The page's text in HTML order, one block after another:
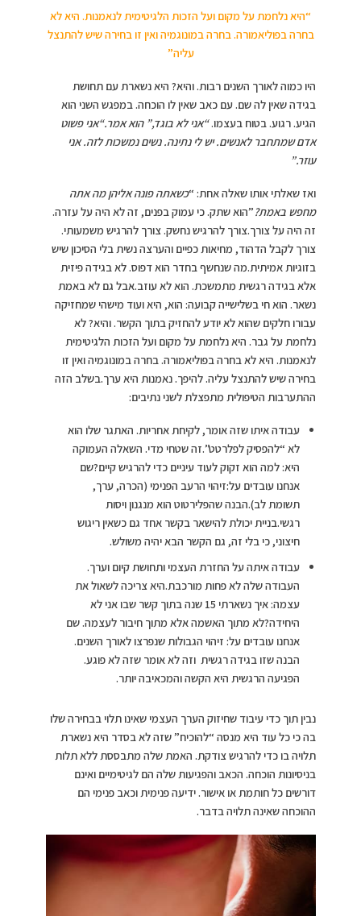
“היא נלחמת על מקום ועל הזכות הלגיטימית לנאמנות. היא לא
בחרה בפוליאמורה. בחרה במונוגמיה ואין זו בחירה שיש להתנצל
עליה”
היו כמוה לאורך השנים רבות. והיא? היא נשארת עם תחושת
בגידה שאין לה שם. עם כאב שאין לו הוכחה. במפגש השני הוא
הגיע. רגוע. בטוח בעצמו.“אני לא בוגד,” הוא אמר.“אני פשוט
אדם שמתחבר לאנשים. יש לי נתינה. נשים נמשכות לזה. אני
עוזר.”
ואז שאלתי אותו שאלה אחת: “כשאתה פונה אליהן מה אתה
מחפש באמת?”הוא שתק. כי עמוק בפנים, זה לא היה על עזרה.
זה היה על צורך.צורך להרגיש נחשק. צורך להרגיש משמעותי.
צורך לקבל הדהוד, מחיאות כפיים והערצה נשית בלי הסיכון שיש
בזוגיות אמיתית.מה שנחשף בחדר הוא דפוס. לא בגידה פיזית
אלא בגידה רגשית מתמשכת. הוא לא עוזב.אבל גם לא באמת
נשאר. הוא חי בשלישייה קבועה: הוא, היא ועוד מישהי שמחזיקה
עבורו חלקים שהוא לא יודע להחזיק בתוך הקשר. והיא? לא
נלחמת על גבר. היא נלחמת על מקום ועל הזכות הלגיטימית
לנאמנות. היא לא בחרה בפוליאמורה. בחרה במונוגמיה ואין זו
בחירה שיש להתנצל עליה. להיפך. נאמנות היא ערך.בשלב הזה
ההתערבות הטיפולית מתפצלת לשני נתיבים:
עבודה איתו שזה אומר, לקיחת אחריות. האתגר שלו הוא
לא “להפסיק לפלרטט”.זה שטחי מדי. השאלה העמוקה
היא: למה הוא זקוק לעוד עיניים כדי להרגיש קיים?שם
אנחנו עובדים על:זיהוי הרעב הפנימי (הכרה, ערך,
תשומת לב).הבנה שהפלירטוט הוא מנגנון ויסות
רגשי.בניית יכולת להישאר בקשר אחד גם כשאין ריגוש
חיצוני, כי בלי זה, גם הקשר הבא יהיה משולש.
עבודה איתה על החזרת העצמי ותחושת קיום וערך.
העבודה שלה לא פחות מורכבת.היא צריכה לשאול את
עצמה: איך נשארתי 15 שנה בתוך קשר שבו אני לא
היחידה?לא מתוך האשמה אלא מתוך חיבור לעצמה. שם
אנחנו עובדים על: זיהוי הגבולות שנפרצו לאורך השנים.
הבנה שזו בגידה רגשית וזה לא אומר שזה לא פוגע.
הפגיעה הרגשית היא הקשה והמכאיבה יותר.
נבין תוך כדי עיבוד שחיזוק הערך העצמי שאינו תלוי בבחירה שלו
בה כי כל עוד היא מנסה “להוכיח” שזה לא בסדר היא נשארת
תלויה בו כדי להרגיש צודקת. האמת שלה מתבססת ללא תלות
בניסיונות הוכחה. הכאב והפגיעות שלה הם לגיטימיים ואינם
דורשים כל חותמת או אישור. ידיעה פנימית וכאב פנימי הם
ההוכחה שאינה תלויה בדבר.